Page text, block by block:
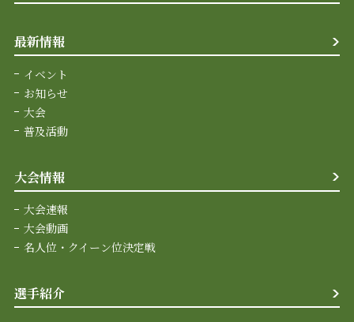
最新情報
イベント
お知らせ
大会
普及活動
大会情報
大会速報
大会動画
名人位・クイーン位決定戦
選手紹介